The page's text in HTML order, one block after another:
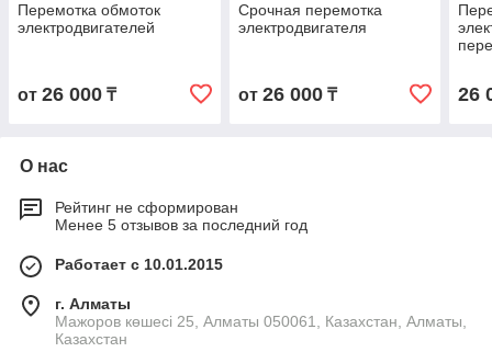
Перемотка обмоток
электродвигателей
от 26 000 ₸
Срочная перемотка
электродвигателя
от 26 000₸ 26
О нас
Рейтинг не сформирован
Менее 5 отзывов за последний год
Работает с 10.01.2015
г. Алматы
Мажоров көшесі 25, Алматы 050061, Казахстан, Алматы,
Казахстан